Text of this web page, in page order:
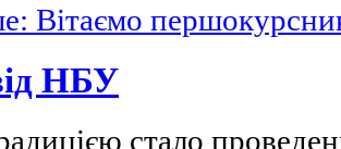
Вітаємо
НБУ
стало